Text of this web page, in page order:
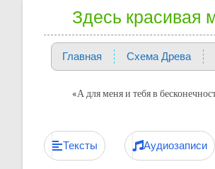
Здесь красивая
Главная Схема Древа
«А для меня и тебя в
Тексты Аудиозаписи